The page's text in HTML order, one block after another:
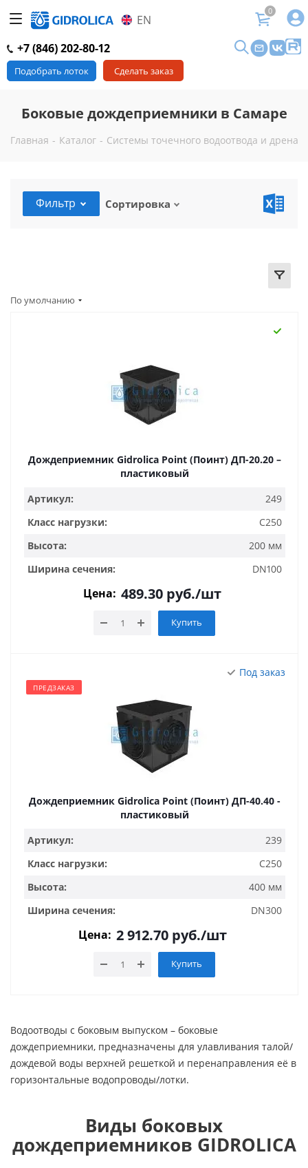
EN
0
+7 (846) 202-80-12
Подобрать лоток Сделать заказ
Боковые дождеприемники в Самаре
Главная - Каталог - Системы точечного водоотвода и
Фильтр Сортировка
По умолчанию
Дождеприемник Gidrolica Point (Поинт) ДП-20.20 –
пластиковый
Артикул:
249
Класс нагрузки:
C250
Высота:
200 мм
Ширина сечения:
DN100
Цена: 489.30 руб./шт
Купить
Под заказ
ПРЕДЗАКАЗ
Дождеприемник Gidrolica Point (Поинт) ДП-40.40 -
пластиковый
Артикул:
239
Класс нагрузки:
C250
Высота:
400 мм
Ширина сечения:
DN300
Цена: 2 912.70руб./шт
Купить
Водоотводы с боковым выпуском – боковые
дождеприемники, предназначены для улавливания талой/
дождевой воды верхней решеткой и перенаправления её в
горизонтальные водопроводы/лотки.
Виды боковых
дождеприемников GIDROLICA